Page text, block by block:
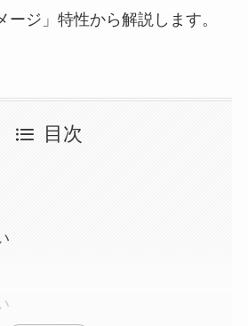
ージ」特性から解説します。
目次